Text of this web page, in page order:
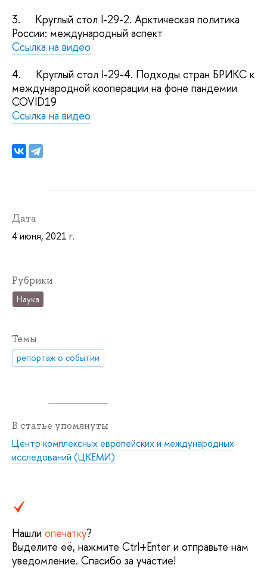
3. Круглый стол I-29-2. Арктическая политика
России: международный аспект
Ссылка на видео
4. Круглый стол I-29-4. Подходы стран БРИКС к
международной кооперации на фоне пандемии
COVID19
Ссылка на видео
Дата
4 июня, 2021 г.
Рубрики
Наука
Темы
репортаж о событии
В статье упомянуты
Центр комплексных европейских и международных
исследований (ЦКЕМИ)
Нашли опечатку?
Выделите её, нажмите Ctrl+Enter и отправьте нам
уведомление. Спасибо за участие!